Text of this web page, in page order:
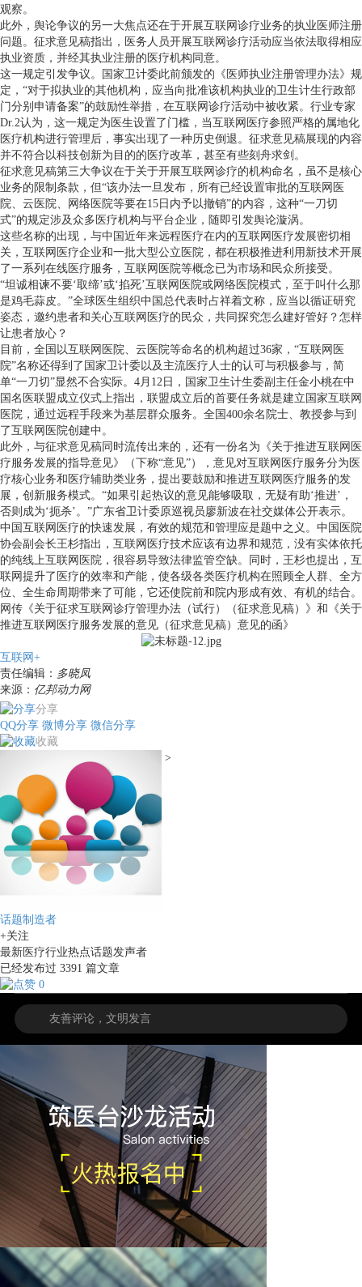
观察。
此外，舆论争议的另一大焦点还在于开展互联网诊疗业务的执业医师注册
问题。征求意见稿指出，医务人员开展互联网诊疗活动应当依法取得相应
执业资质，并经其执业注册的医疗机构同意。
这一规定引发争议。国家卫计委此前颁发的《医师执业注册管理办法》规
定，“对于拟执业的其他机构，应当向批准该机构执业的卫生计生行政部
门分别申请备案”的鼓励性举措，在互联网诊疗活动中被收紧。行业专家
Dr.2认为，这一规定为医生设置了门槛，当互联网医疗参照严格的属地化
医疗机构进行管理后，事实出现了一种历史倒退。征求意见稿展现的内容
并不符合以科技创新为目的的医疗改革，甚至有些刻舟求剑。
征求意见稿第三大争议在于关于开展互联网诊疗的机构命名，虽不是核心
业务的限制条款，但“该办法一旦发布，所有已经设置审批的互联网医
院、云医院、网络医院等要在15日内予以撤销”的内容，这种“一刀切
式”的规定涉及众多医疗机构与平台企业，随即引发舆论漩涡。
这些名称的出现，与中国近年来远程医疗在内的互联网医疗发展密切相
关，互联网医疗企业和一批大型公立医院，都在积极推进利用新技术开展
了一系列在线医疗服务，互联网医院等概念已为市场和民众所接受。
“坦诚相谏不要‘取缔’或‘掐死’互联网医院或网络医院模式，至于叫什么那
是鸡毛蒜皮。”全球医生组织中国总代表时占祥着文称，应当以循证研究
姿态，邀约患者和关心互联网医疗的民众，共同探究怎么建好管好？怎样
让患者放心？
目前，全国以互联网医院、云医院等命名的机构超过36家，“互联网医
院”名称还得到了国家卫计委以及主流医疗人士的认可与积极参与，简
单“一刀切”显然不合实际。4月12日，国家卫生计生委副主任金小桃在中
国名医联盟成立仪式上指出，联盟成立后的首要任务就是建立国家互联网
医院，通过远程手段来为基层群众服务。全国400余名院士、教授参与到
了互联网医院创建中。
此外，与征求意见稿同时流传出来的，还有一份名为《关于推进互联网医
疗服务发展的指导意见》（下称“意见”），意见对互联网医疗服务分为医
疗核心业务和医疗辅助类业务，提出要鼓励和推进互联网医疗服务的发
展，创新服务模式。“如果引起热议的意见能够吸取，无疑有助‘推进’，
否则成为‘扼杀’。”广东省卫计委原巡视员廖新波在社交媒体公开表示。
中国互联网医疗的快速发展，有效的规范和管理应是题中之义。中国医院
协会副会长王杉指出，互联网医疗技术应该有边界和规范，没有实体依托
的纯线上互联网医院，很容易导致法律监管空缺。同时，王杉也提出，互
联网提升了医疗的效率和产能，使各级各类医疗机构在照顾全人群、全方
位、全生命周期带来了可能，它还使院前和院内形成有效、有机的结合。
网传《关于征求互联网诊疗管理办法（试行）（征求意见稿）》和《关于
推进互联网医疗服务发展的意见（征求意见稿）意见的函》
互联网+
责任编辑： 多晓凤
来源： 亿邦动力网
分享
QQ分享 微博分享 微信分享
收藏
>
话题制造者
+关注
最新医疗行业热点话题发声者
已经发布过 3391 篇文章
0